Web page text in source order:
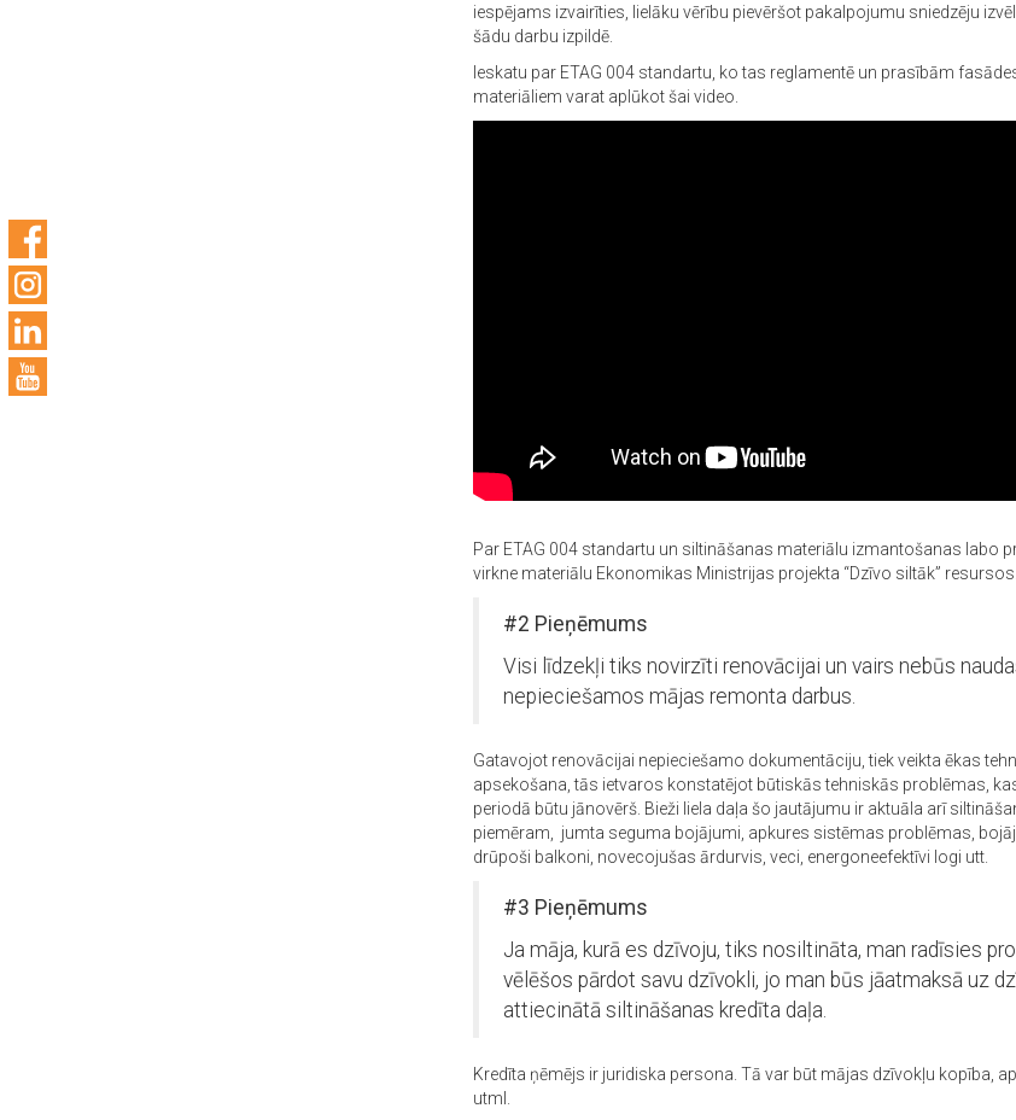
iespējams izvairīties, lielāku vērību pievēršot pakalpojumu sniedzēju
šādu darbu izpildē.
Ieskatu par ETAG 004 standartu, ko tas reglamentē un prasībām
materiāliem varat aplūkot šai video.
Par ETAG 004 standartu un siltināšanas materiālu izmantošanas labo
virkne materiālu Ekonomikas Ministrijas projekta “Dzīvo siltāk” resursos.
#2 Pieņēmums
Visi līdzekļi tiks novirzīti renovācijai un vairs nebūs
nepieciešamos mājas remonta darbus.
Gatavojot renovācijai nepieciešamo dokumentāciju, tiek veikta ēkas
apsekošana, tās ietvaros konstatējot būtiskās tehniskās problēmas,
periodā būtu jānovērš. Bieži liela daļa šo jautājumu ir aktuāla arī
piemēram, jumta seguma bojājumi, apkures sistēmas problēmas,
drūpoši balkoni, novecojušas ārdurvis, veci, energoneefektīvi logi utt.
#3 Pieņēmums
Ja māja, kurā es dzīvoju, tiks nosiltināta, man radīsies
vēlēšos pārdot savu dzīvokli, jo man būs jāatmaksā uz
attiecinātā siltināšanas kredīta daļa.
Kredīta ņēmējs ir juridiska persona. Tā var būt mājas dzīvokļu kopība,
utml.